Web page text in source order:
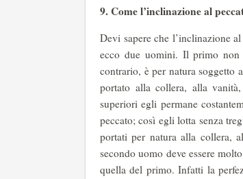
9. Come l’inclinazione al
Devi sapere che l’inclinazione
ecco due uomini. Il primo non
contrario, è per natura soggetto
portato alla collera, alla
superiori egli permane
peccato; così egli lotta senza
portati per natura alla collera,
secondo uomo deve essere
quella del primo. Infatti la